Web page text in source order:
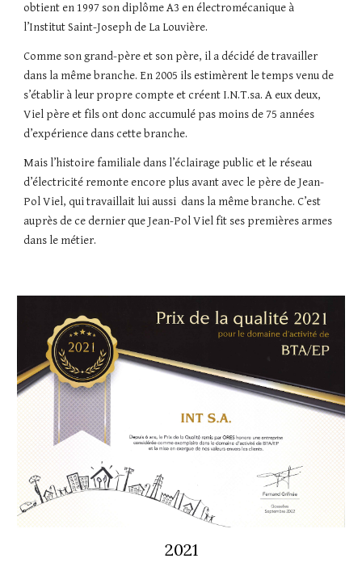
obtient en 1997 son diplôme A3 en électromécanique à
l’Institut Saint-Joseph de La Louvière.
Comme son grand-père et son père, il a décidé de travailler
dans la même branche. En 2005 ils estimèrent le temps venu de
s’établir à leur propre compte et créent I.N.T.sa. A eux deux,
Viel père et fils ont donc accumulé pas moins de 75 années
d’expérience dans cette branche.
Mais l’histoire familiale dans l’éclairage public et le réseau
d’électricité remonte encore plus avant avec le père de Jean-
Pol Viel, qui travaillait lui aussi  dans la même branche. C’est
auprès de ce dernier que Jean-Pol Viel fit ses premières armes
dans le métier.
2021